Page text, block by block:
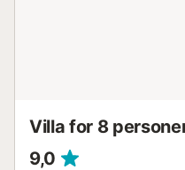
Villa for 8
9,0